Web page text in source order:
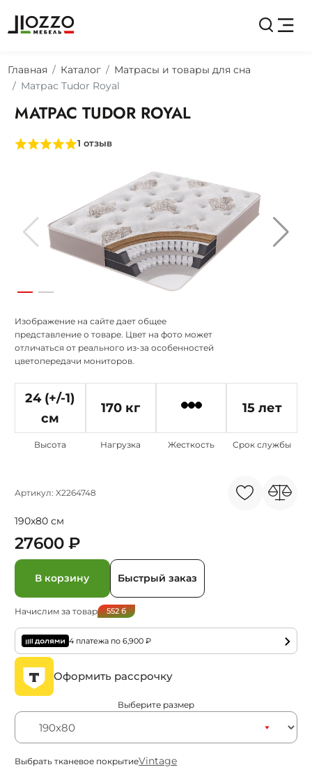
Главная Каталог
Матрасы и товары для сна
Матрас Tudor Royal
МАТРАС TUDOR ROYAL
1 отзыв
24 (+/-1)
см
Высота
170 кг
Нагрузка Жесткость
15 лет
Срок службы
Изображение на сайте дает общее
представление о товаре. Цвет на фото может
отличаться от реального из-за особенностей
цветопередачи мониторов.
Артикул: X2264748
190x80 см
27600 ₽
В корзину Быстрый заказ
Начислим за товар 552б
4 платежа по6,900 ₽
Оформить рассрочку
Выберите размер
Выбрать тканевое покрытиеVintage